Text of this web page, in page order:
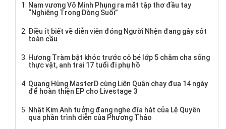
Nam vương Võ Minh Phụng ra mắt tập thơ đầu tay
“Nghiêng Trong Dòng Suối”
Điều ít biết về diễn viên đóng Người Nhện đang gây sốt
toàn cầu
Hương Tràm bật khóc trước cô bé lớp 5 chăm cha sống
thực vật, anh trai 17 tuổi đi phụ hồ
Quang Hùng MasterD cùng Liên Quân chạy đua 14 ngày
để hoàn thiện EP cho Livestage 3
Nhật Kim Anh tưởng đang nghe đĩa hát của Lệ Quyên
qua phần trình diễn của Phương Thảo